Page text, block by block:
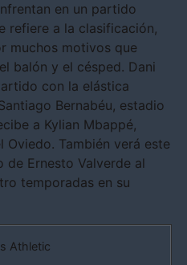
en un partido
refiere a la clasificación,
muchos motivos que
balón y el césped. Dani
con la elástica
Bernabéu, estadio
a Kylian Mbappé,
También verá este
de Ernesto Valverde al
temporadas en su
Athletic